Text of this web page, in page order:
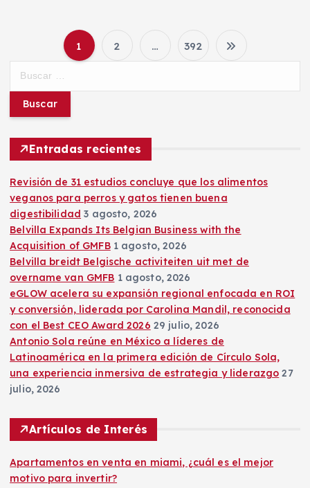
P
a
n
a
c
i
ó
n
e
e
1 2 … 392
c
:
Entradas recientes
Revisión de 31 estudios concluye que los alimentos
veganos para perros y gatos tienen buena
digestibilidad 3 agosto, 2026
Belvilla Expands Its Belgian Business with the
Acquisition of GMFB 1 agosto, 2026
Belvilla breidt Belgische activiteiten uit met de
overname van GMFB 1 agosto, 2026
eGLOW acelera su expansión regional enfocada en ROI
y conversión, liderada por Carolina Mandil, reconocida
con el Best CEO Award 2026 29 julio, 2026
Antonio Sola reúne en México a líderes de
Latinoamérica en la primera edición de Círculo Sola,
una experiencia inmersiva de estrategia y liderazgo 27
julio, 2026
Artículos de Interés
Apartamentos en venta en miami, ¿cuál es el mejor
motivo para invertir?